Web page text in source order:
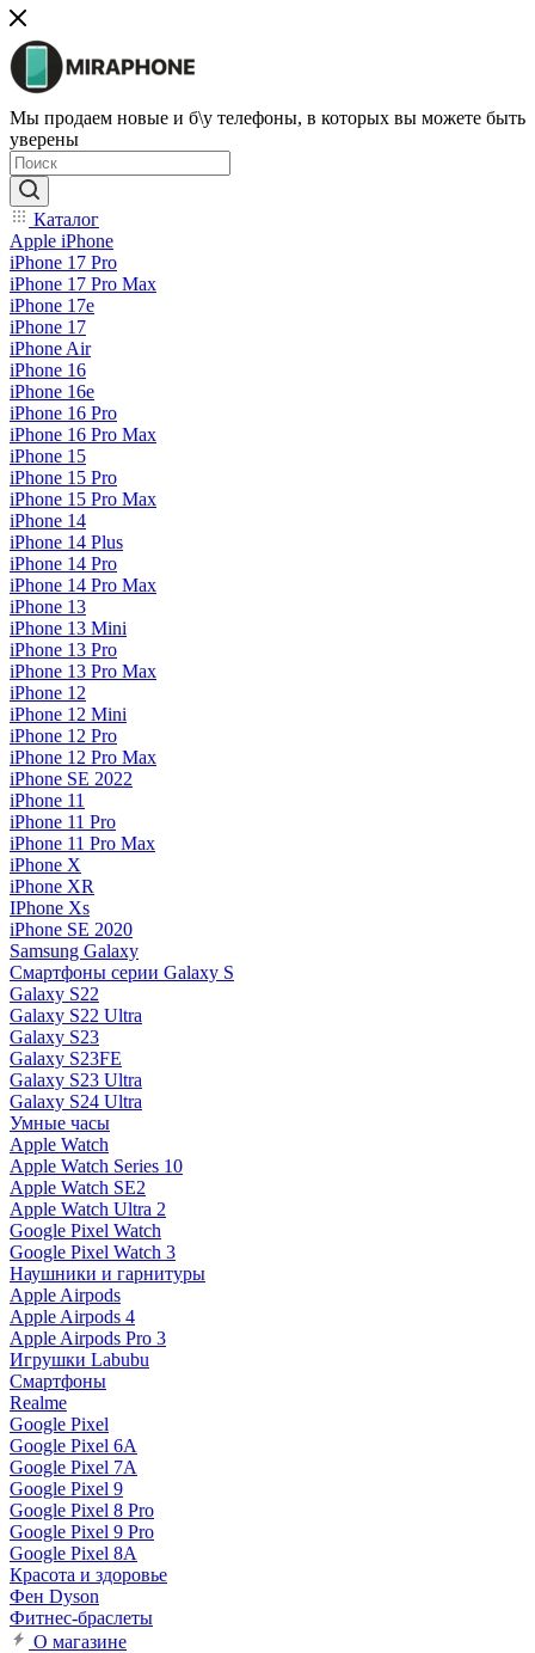
Мы продаем новые и б\у телефоны, в которых вы можете быть
уверены
Каталог
Apple iPhone
iPhone 17 Pro
iPhone 17 Pro Max
iPhone 17e
iPhone 17
iPhone Air
iPhone 16
iPhone 16e
iPhone 16 Pro
iPhone 16 Pro Max
iPhone 15
iPhone 15 Pro
iPhone 15 Pro Max
iPhone 14
iPhone 14 Plus
iPhone 14 Pro
iPhone 14 Pro Max
iPhone 13
iPhone 13 Mini
iPhone 13 Pro
iPhone 13 Pro Max
iPhone 12
iPhone 12 Mini
iPhone 12 Pro
iPhone 12 Pro Max
iPhone SE 2022
iPhone 11
iPhone 11 Pro
iPhone 11 Pro Max
iPhone X
iPhone XR
IPhone Xs
iPhone SE 2020
Samsung Galaxy
Смартфоны серии Galaxy S
Galaxy S22
Galaxy S22 Ultra
Galaxy S23
Galaxy S23FE
Galaxy S23 Ultra
Galaxy S24 Ultra
Умные часы
Apple Watch
Apple Watch Series 10
Apple Watch SE2
Apple Watch Ultra 2
Google Pixel Watch
Google Pixel Watch 3
Наушники и гарнитуры
Apple Airpods
Apple Airpods 4
Apple Airpods Pro 3
Игрушки Labubu
Смартфоны
Realme
Google Pixel
Google Pixel 6A
Google Pixel 7А
Google Pixel 9
Google Pixel 8 Pro
Google Pixel 9 Pro
Google Pixel 8A
Красота и здоровье
Фен Dyson
Фитнес-браслеты
О магазине